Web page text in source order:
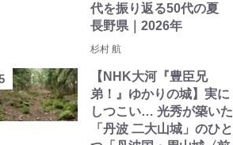
代を振り返る50代の夏
長野県｜2026年
杉村 航
【NHK大河『豊臣兄
弟！』ゆかりの城】実に
しつこい… 光秀が築いた
「丹波 二大山城」のひと